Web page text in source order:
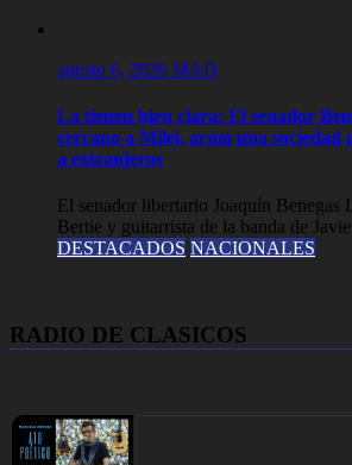
agosto 6, 2026 MAD
La tienen bien clara: El senador
cercano a Milei, armó una sociedad
a extranjeros
El senador libertario Joaquín Benegas
Bertie y guitarrista de la banda de
DESTACADOS NACIONALES
RADIO DE CLASICOS